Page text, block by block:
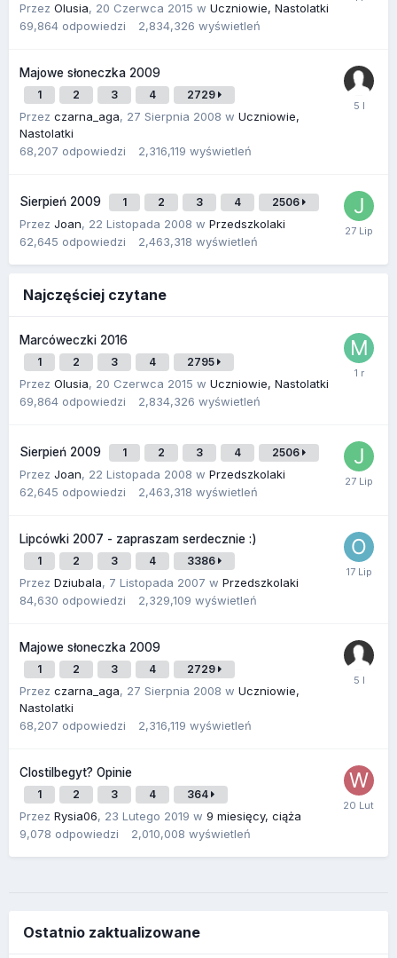
Przez Olusia, 20 Czerwca 2015 w Uczniowie, Nastolatki
69,864 odpowiedzi 2,834,326 wyświetleń
Majowe słoneczka 2009
1 2 3 4 2729
Przez czarna_aga, 27 Sierpnia 2008 w Uczniowie,
Nastolatki
68,207 odpowiedzi 2,316,119 wyświetleń
Sierpień 2009 1 2 3 4 2506
Przez Joan, 22 Listopada 2008 w Przedszkolaki
62,645 odpowiedzi 2,463,318 wyświetleń
Najczęściej czytane
Marcóweczki 2016
1 2 3 4 2795
Przez Olusia, 20 Czerwca 2015 w Uczniowie, Nastolatki
69,864 odpowiedzi 2,834,326 wyświetleń
Sierpień 2009 1 2 3 4 2506
Przez Joan, 22 Listopada 2008 w Przedszkolaki
62,645 odpowiedzi 2,463,318 wyświetleń
Lipcówki 2007 - zapraszam serdecznie :)
1 2 3 4 3386
Przez Dziubala, 7 Listopada 2007 w Przedszkolaki
84,630 odpowiedzi 2,329,109 wyświetleń
Majowe słoneczka 2009
1 2 3 4 2729
Przez czarna_aga, 27 Sierpnia 2008 w Uczniowie,
Nastolatki
68,207 odpowiedzi 2,316,119 wyświetleń
Clostilbegyt? Opinie
1 2 3 4 364
Przez Rysia06, 23 Lutego 2019 w 9 miesięcy, ciąża
9,078 odpowiedzi 2,010,008 wyświetleń
Ostatnio zaktualizowane